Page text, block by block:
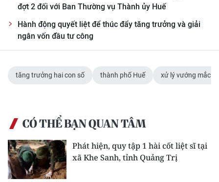
đợt 2 đối với Ban Thường vụ Thành ủy Huế
Hành động quyết liệt để thúc đẩy tăng trưởng và giải
ngân vốn đầu tư công
tăng trưởng hai con số thành phố Huế xử lý vướng mắc
CÓ THỂ BẠN QUAN TÂM
Phát hiện, quy tập 1 hài cốt liệt sĩ tại
xã Khe Sanh, tỉnh Quảng Trị